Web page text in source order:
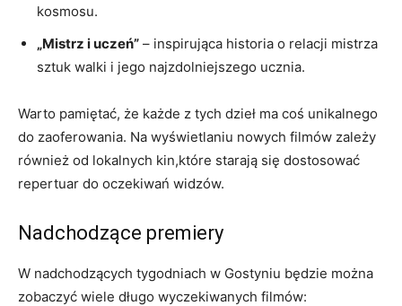
kosmosu.
„Mistrz i uczeń” – inspirująca historia o relacji mistrza
sztuk walki i jego najzdolniejszego ucznia.
Warto pamiętać, że każde z tych dzieł ma coś unikalnego
do zaoferowania. Na wyświetlaniu nowych filmów zależy
również od lokalnych kin,które starają się dostosować
repertuar do oczekiwań widzów.
Nadchodzące premiery
W nadchodzących tygodniach w Gostyniu będzie można
zobaczyć wiele długo wyczekiwanych filmów: